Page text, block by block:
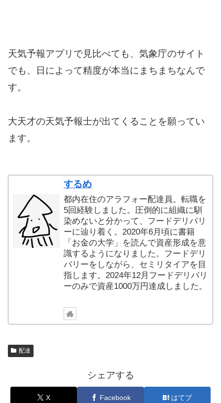
天気予報アプリで見比べても、気象庁のサイト
でも、日によって精度が本当にまちまちなんで
す。
大天才の天気予報士が出てくることを願ってい
ます。
するめ
都内在住のアラフォー配達員。転職を
5回経験しました。圧倒的に組織に馴
染めないと分かって、フードデリバリ
ーに辿り着く。2020年6月頃に書籍
「お金の大学」を読んで資産形成を意
識するようになりました。フードデリ
バリーをしながら、セミリタイアを目
指します。2024年12月フードデリバリ
ーのみで資産1000万円達成しました。
配達
シェアする
X Facebook はてブ